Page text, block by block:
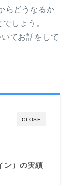
らどうなるか
しょう。
てお話をして
CLOSE
ン）の実績